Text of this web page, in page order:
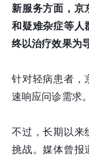
新服务方面，京
和疑难杂症等人
终以治疗效果为
针对轻病患者，
速响应问诊需求。
不过，长期以来
挑战。媒体曾报